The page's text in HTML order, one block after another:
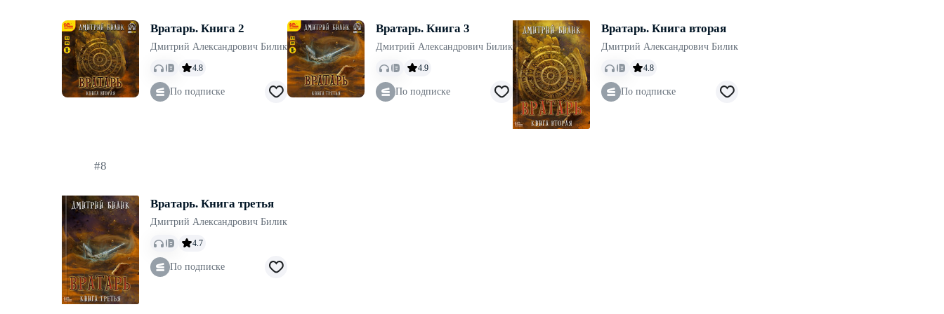
Вратарь. Книга 2
Дмитрий Александрович Билик
4.8
По подписке
Вратарь. Книга 3
Дмитрий Александрович Билик
4.9
По подписке
Вратарь. Книга вторая
Дмитрий Александрович Билик
4.8
По подписке
#8
Вратарь. Книга третья
Дмитрий Александрович Билик
4.7
По подписке